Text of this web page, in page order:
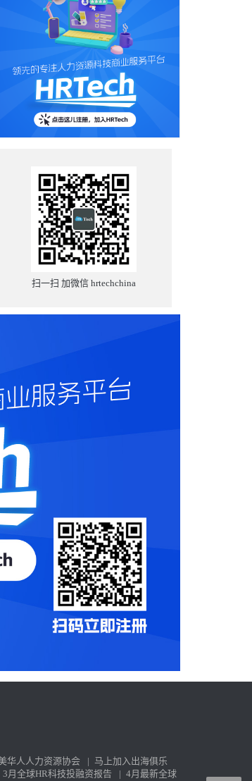
扫一扫 加微信 hrtechchina
华人人力资源协会 | 马上加入出海俱乐
3月全球HR科技投融资报告 | 4月最新全球